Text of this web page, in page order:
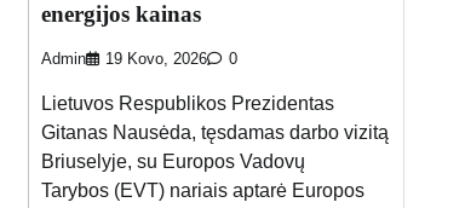
energijos kainas
Admin 19 Kovo, 2026 0
Lietuvos Respublikos Prezidentas
Gitanas Nausėda, tęsdamas darbo vizitą
Briuselyje, su Europos Vadovų
Tarybos (EVT) nariais aptarė Europos